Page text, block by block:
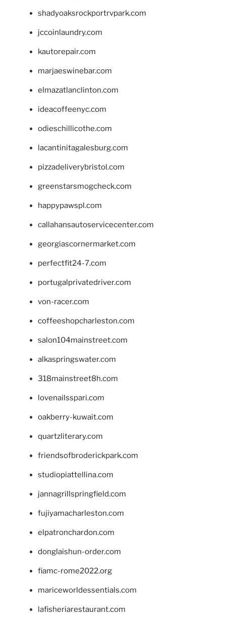
shadyoaksrockportrvpark.com
jccoinlaundry.com
kautorepair.com
marjaeswinebar.com
elmazatlanclinton.com
ideacoffeenyc.com
odieschillicothe.com
lacantinitagalesburg.com
pizzadeliverybristol.com
greenstarsmogcheck.com
happypawspl.com
callahansautoservicecenter.com
georgiascornermarket.com
perfectfit24-7.com
portugalprivatedriver.com
von-racer.com
coffeeshopcharleston.com
salon104mainstreet.com
alkaspringswater.com
318mainstreet8h.com
lovenailsspari.com
oakberry-kuwait.com
quartzliterary.com
friendsofbroderickpark.com
studiopiattellina.com
jannagrillspringfield.com
fujiyamacharleston.com
elpatronchardon.com
donglaishun-order.com
fiamc-rome2022.org
mariceworldessentials.com
lafisheriarestaurant.com